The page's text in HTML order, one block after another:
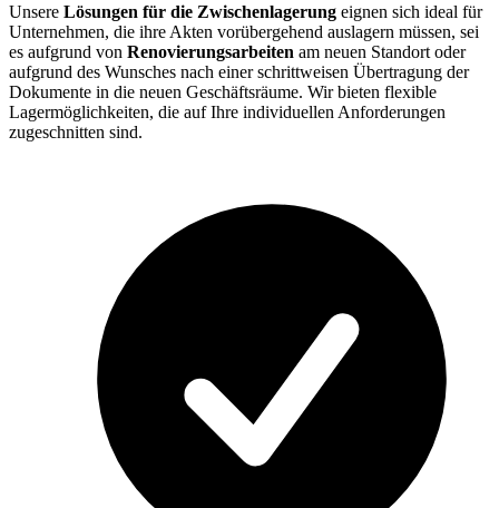
Unsere Lösungen für die Zwischenlagerung eignen sich ideal für
Unternehmen, die ihre Akten vorübergehend auslagern müssen, sei
es aufgrund von Renovierungsarbeiten am neuen Standort oder
aufgrund des Wunsches nach einer schrittweisen Übertragung der
Dokumente in die neuen Geschäftsräume. Wir bieten flexible
Lagermöglichkeiten, die auf Ihre individuellen Anforderungen
zugeschnitten sind.